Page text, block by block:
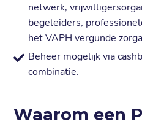
netwerk,
begeleiders,
het VAPH vergunde
Beheer mogelijk via
combinatie.
Waarom een